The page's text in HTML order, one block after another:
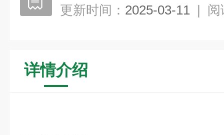
更新时间： 2025-03-11 | 阅
详情介绍